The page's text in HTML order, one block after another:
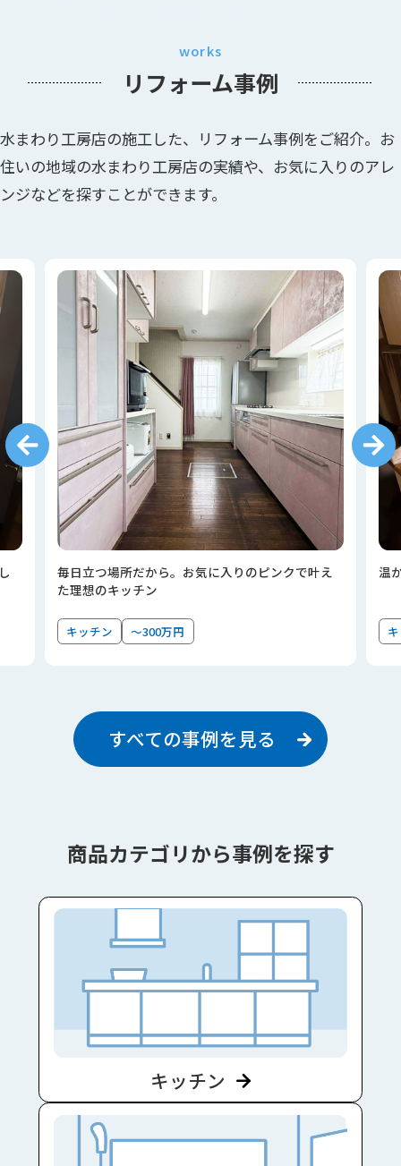
works
リフォーム事例
水まわり工房店の施工した、リフォーム事例をご紹介。お
住いの地域の水まわり工房店の実績や、お気に入りのアレ
ンジなどを探すことができます。
毎日立つ場所だから。お気に入りのピンクで叶え
た理想のキッチン
キッチン ～300万円
温
すべての事例を見る
商品カテゴリから事例を探す
キッチン